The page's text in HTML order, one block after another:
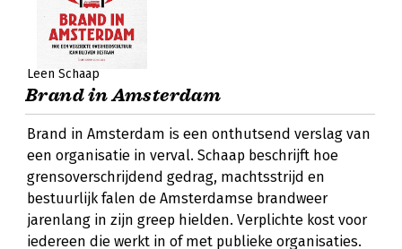
Leen Schaap
Brand in Amsterdam
Brand in Amsterdam is een onthutsend verslag van
een organisatie in verval. Schaap beschrijft hoe
grensoverschrijdend gedrag, machtsstrijd en
bestuurlijk falen de Amsterdamse brandweer
jarenlang in zijn greep hielden. Verplichte kost voor
iedereen die werkt in of met publieke organisaties.